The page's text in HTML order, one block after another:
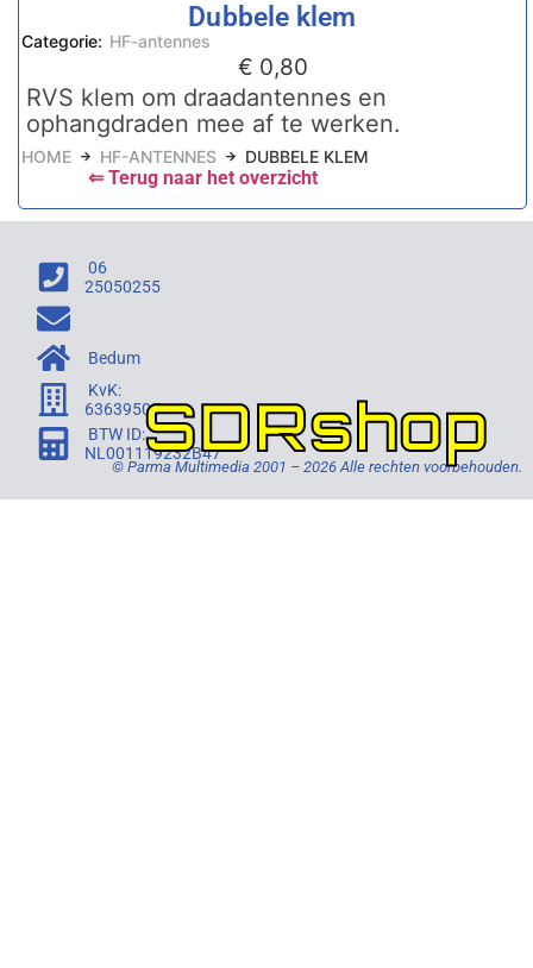
Dubbele klem
Categorie: HF-antennes
€ 0,80
RVS klem om draadantennes en
ophangdraden mee af te werken.
HOME HF-ANTENNES DUBBELE KLEM
⇐ Terug naar het overzicht
06
25050255
Bedum
KvK:
63639505
BTW ID:
NL001119232B47
© Parma Multimedia 2001 – 2026 Alle rechten voorbehouden.
SDRshop